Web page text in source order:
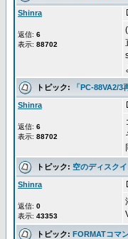
Shinra
返信: 6
表示: 88702
トピック: 「PC-88VA2/
Shinra
返信: 6
表示: 88702
トピック: 空のディスク
Shinra
返信: 0
表示: 43353
トピック: FORMATコマ